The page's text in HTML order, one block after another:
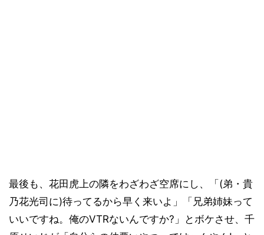
最後も、花田虎上の隣をわざわざ空席にし、「(弟・貴
乃花光司に)待ってるから早く来いよ」「兄弟姉妹って
いいですね。俺のVTRないんですか?」とボケさせ、千